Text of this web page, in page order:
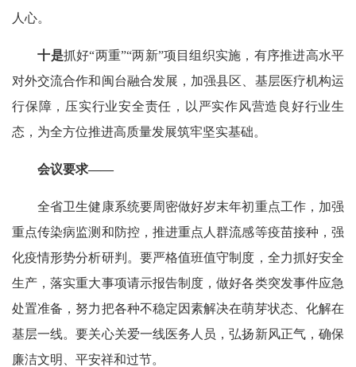
人心。
十是抓好“两重”“两新”项目组织实施，有序推进高水平
对外交流合作和闽台融合发展，加强县区、基层医疗机构运
行保障，压实行业安全责任，以严实作风营造良好行业生
态，为全方位推进高质量发展筑牢坚实基础。
会议要求——
全省卫生健康系统要周密做好岁末年初重点工作，加强
重点传染病监测和防控，推进重点人群流感等疫苗接种，强
化疫情形势分析研判。要严格值班值守制度，全力抓好安全
生产，落实重大事项请示报告制度，做好各类突发事件应急
处置准备，努力把各种不稳定因素解决在萌芽状态、化解在
基层一线。要关心关爱一线医务人员，弘扬新风正气，确保
廉洁文明、平安祥和过节。